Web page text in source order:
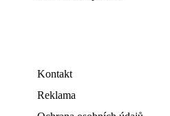
Kontakt
Reklama